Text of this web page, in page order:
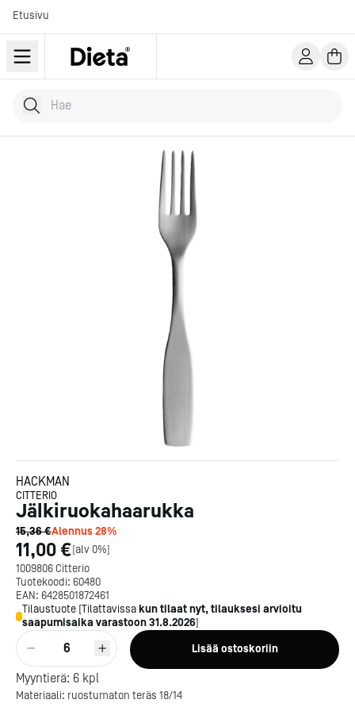
Etusivu
Hae tuotteita
Kirjoita hakusana...
HACKMAN
CITTERIO
Jälkiruokahaarukka
15,36 €Alennus28%
11,00 €[alv 0%]
1009806 Citterio
Tuotekoodi: 60480
EAN: 6428501872461
Tilaustuote [Tilattavissa kun tilaat nyt, tilauksesi arvioitu
saapumisaika varastoon31.8.2026]
6 Lisää ostoskoriin
Myyntierä: 6 kpl
Materiaali: ruostumaton teräs 18/14
Kotipizza on vuonna 1987
perustettu yritys, jolla on yli
300 ravintolaa eri puolella
Suomea. Dieta on tehnyt